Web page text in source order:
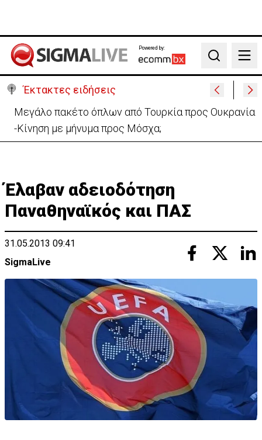
Powered by:
Search
Έκτακτες ειδήσεις
Μεγάλο πακέτο όπλων από Τουρκία προς Ουκρανία
-Κίνηση με μήνυμα προς Μόσχα;
Έλαβαν αδειοδότηση
Παναθηναϊκός και ΠΑΣ
31.05.2013 09:41
SigmaLive